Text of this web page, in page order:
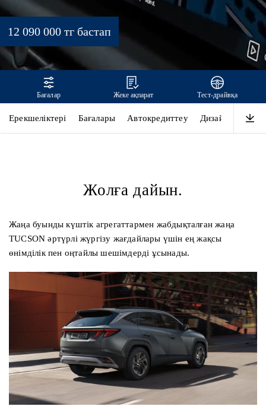
TUCSON
12 090 000 тг бастап
Бағалар Жеке ақпарат Тест-драйвқа
Ерекшеліктері Бағалары Автокредиттеу Дизайн
Жолға дайын.
Жаңа буынды күштік агрегаттармен жабдықталған жаңа
TUCSON әртүрлі жүргізу жағдайлары үшін ең жақсы
өнімділік пен оңтайлы шешімдерді ұсынады.